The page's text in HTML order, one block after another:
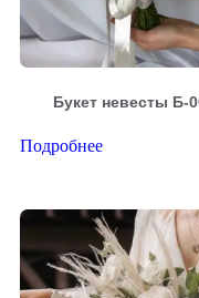
Букет невесты Б-
Подробнее